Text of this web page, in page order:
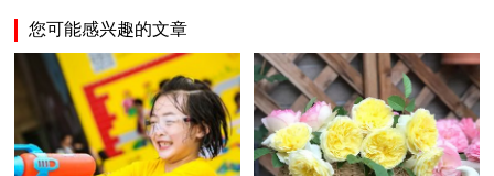
您可能感兴趣的文章